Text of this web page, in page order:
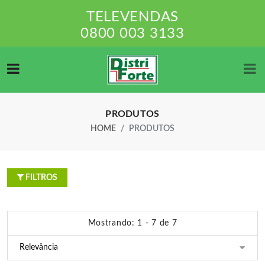
TELEVENDAS
0800 003 3133
PRODUTOS
HOME PRODUTOS
FILTROS
Mostrando: 1 - 7 de 7